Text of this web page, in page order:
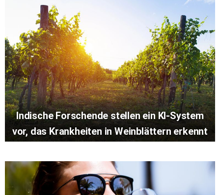
Indische Forschende stellen ein KI-System
vor, das Krankheiten in Weinblättern erkennt